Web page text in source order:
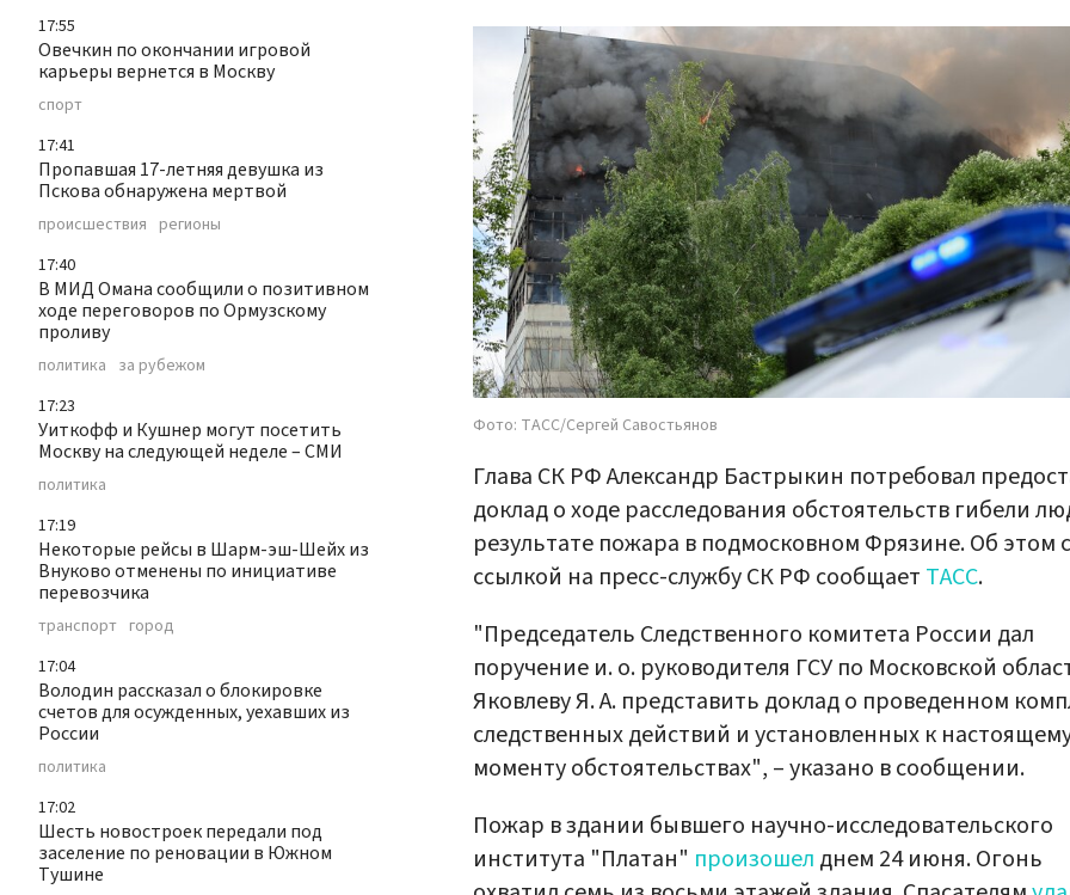
17:55
Овечкин по окончании игровой
карьеры вернется в Москву
спорт
17:41
Пропавшая 17-летняя девушка из
Пскова обнаружена мертвой
происшествия регионы
17:40
В МИД Омана сообщили о позитивном
ходе переговоров по Ормузскому
проливу
политика за рубежом
17:23
Уиткофф и Кушнер могут посетить
Москву на следующей неделе – СМИ
политика
17:19
Некоторые рейсы в Шарм-эш-Шейх из
Внуково отменены по инициативе
перевозчика
транспорт город
17:04
Володин рассказал о блокировке
счетов для осужденных, уехавших из
России
политика
17:02
Шесть новостроек передали под
заселение по реновации в Южном
Тушине
Фото: ТАСС/Сергей Савостьянов
Глава СК РФ Александр Бастрыкин потребовал
доклад о ходе расследования обстоятельств гибели
результате пожара в подмосковном Фрязине. Об этом
ссылкой на пресс-службу СК РФ сообщает ТАСС.
"Председатель Следственного комитета России дал
поручение и. о. руководителя ГСУ по Московской
Яковлеву Я. А. представить доклад о проведенном
следственных действий и установленных к
моменту обстоятельствах", – указано в сообщении.
Пожар в здании бывшего научно-исследовательского
института "Платан" произошел днем 24 июня. Огонь